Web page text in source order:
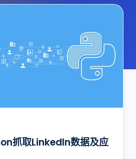
抓取LinkedIn数据及应